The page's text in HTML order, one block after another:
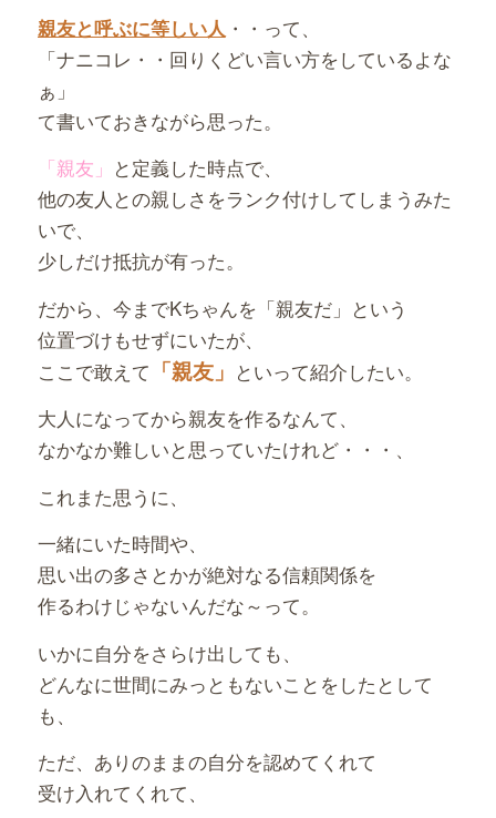
親友と呼ぶに等しい人 ・・って、
「ナニコレ・・回りくどい言い方をしているよな
ぁ」
て書いておきながら思った。
「親友」 と定義した時点で、
他の友人との親しさをランク付けしてしまうみた
いで、
少しだけ抵抗が有った。
だから、今までKちゃんを「親友だ」という
位置づけもせずにいたが、
ここで敢えて 「親友」 といって紹介したい。
大人になってから親友を作るなんて、
なかなか難しいと思っていたけれど・・・、
これまた思うに、
一緒にいた時間や、
思い出の多さとかが絶対なる信頼関係を
作るわけじゃないんだな～って。
いかに自分をさらけ出しても、
どんなに世間にみっともないことをしたとして
も、
ただ、ありのままの自分を認めてくれて
受け入れてくれて、